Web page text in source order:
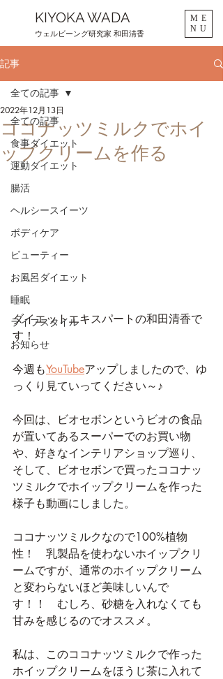
KIYOKA WADA
ウェルビーング研究家 和田清香
ME
NU
記事
全ての記事
食事ダイエット
運動ダイエット
腸活
ヘルシースイーツ
ボディケア
ビューティー
お風呂ダイエット
睡眠
ライフスタイル
お知らせ
全ての記事
ココナッツミルクでホイ
ップクリームを作る
2022年12月13日
ダイエットエキスパートの和田清香で
す！
今週もYouTubeアップしましたので、ゆ
っくり見ていってください～♪
今回は、ビオセボンというビオの食品
が置いてあるスーパーでのお買い物
や、好きなインテリアショップ巡り、
そして、ビオセボンで買ったココナッ
ツミルクでホイップクリームを作った
様子も動画にしました。
ココナッツミルクなので100%植物
性！　乳製品を使わないホイップクリ
ームですが、通常のホイップクリーム
と変わらないほど美味しいんで
す！！　むしろ、砂糖を入れなくても
甘みを感じるのでオススメ。
私は、このココナッツミルクで作った
ホイップクリームをほうじ茶に入れて